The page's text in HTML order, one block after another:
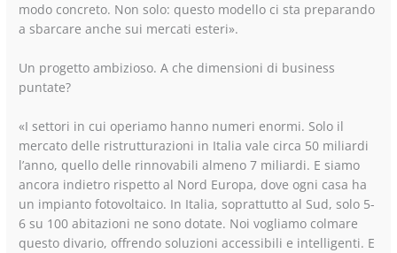
modo concreto. Non solo: questo modello ci sta preparando
a sbarcare anche sui mercati esteri».
Un progetto ambizioso. A che dimensioni di business
puntate?
«I settori in cui operiamo hanno numeri enormi. Solo il
mercato delle ristrutturazioni in Italia vale circa 50 miliardi
l’anno, quello delle rinnovabili almeno 7 miliardi. E siamo
ancora indietro rispetto al Nord Europa, dove ogni casa ha
un impianto fotovoltaico. In Italia, soprattutto al Sud, solo 5-
6 su 100 abitazioni ne sono dotate. Noi vogliamo colmare
questo divario, offrendo soluzioni accessibili e intelligenti. E